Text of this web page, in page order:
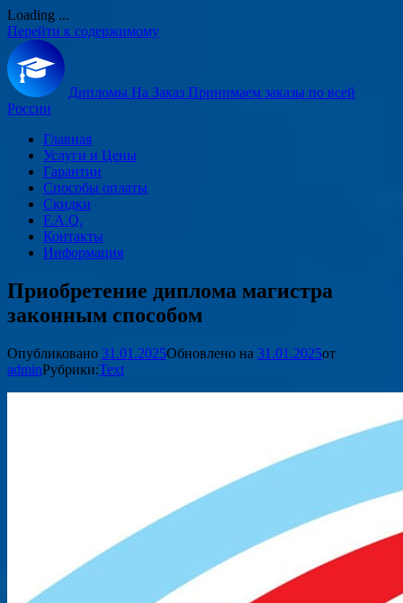
Loading ...
Перейти к содержимому
Дипломы На Заказ Принимаем заказы по всей
России
Главная
Услуги и Цены
Гарантии
Способы оплаты
Скидки
F.A.Q.
Контакты
Информация
Приобретение диплома магистра
законным способом
Опубликовано 31.01.2025Обновлено на 31.01.2025от
adminРубрики:Text